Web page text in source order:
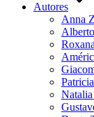
Autores
Anna